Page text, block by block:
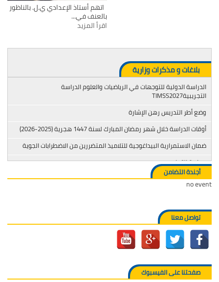
اتهم أستاذ الإعدادي ي.ل. بالناظور
بالعنف في...
اقرأ المزيد
بلاغات و مذكرات وزارية
الدراسة الدولية للتوجهات في الرياضيات والعلوم الدراسة
التجريبيةTIMSS2027
وضع أطر التدريس رهن الإشارة
أوقات الدراسة خلال شهر رمضان المبارك لسنة 1447 هجرية (2025-2026)
ضمان الاستمرارية البيداغوجية للتلاميذ المتضررين من الاضطرابات الجوية
محاربة التدخين
أجندة التضامن
no event
تواصل معنا
صفحتنا على الفيسبوك